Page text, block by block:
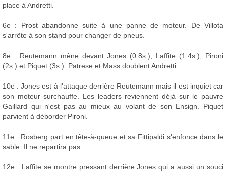
place à Andretti.
6e : Prost abandonne suite à une panne de moteur. De Villota
s'arrête à son stand pour changer de pneus.
8e : Reutemann mène devant Jones (0.8s.), Laffite (1.4s.), Pironi
(2s.) et Piquet (3s.). Patrese et Mass doublent Andretti.
10e : Jones est à l'attaque derrière Reutemann mais il est inquiet car
son moteur surchauffe. Les leaders reviennent déjà sur le pauvre
Gaillard qui n'est pas au mieux au volant de son Ensign. Piquet
parvient à déborder Pironi.
11e : Rosberg part en tête-à-queue et sa Fittipaldi s'enfonce dans le
sable. Il ne repartira pas.
12e : Laffite se montre pressant derrière Jones qui a aussi un souci